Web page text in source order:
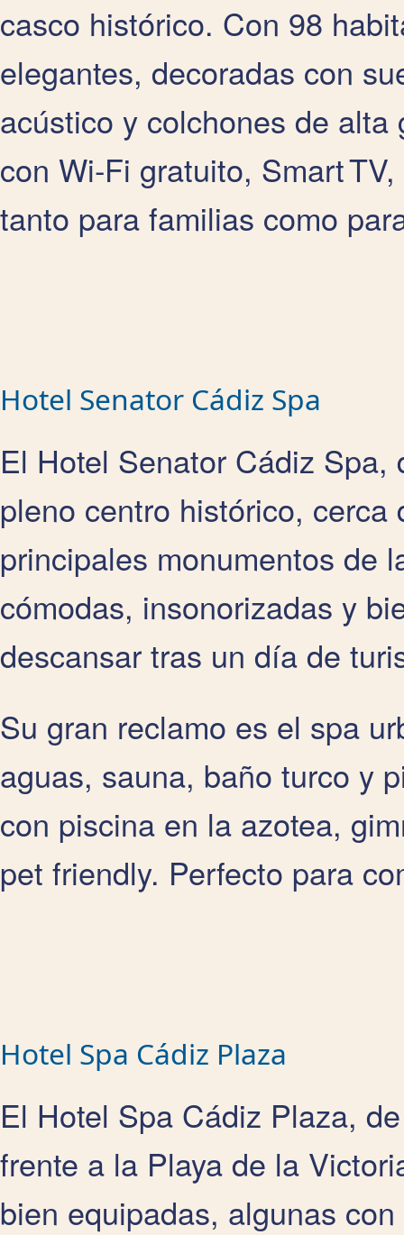
casco histórico. Con 98
elegantes, decoradas con
acústico y colchones de
con Wi‑Fi gratuito, Smart
tanto para familias como
Hotel Senator Cádiz Spa
El Hotel Senator Cádiz
pleno centro histórico,
principales monumentos de
cómodas, insonorizadas y
descansar tras un día de
Su gran reclamo es el spa
aguas, sauna, baño turco y
con piscina en la azotea,
pet friendly. Perfecto para
Hotel Spa Cádiz Plaza
El Hotel Spa Cádiz Plaza,
frente a la Playa de la
bien equipadas, algunas